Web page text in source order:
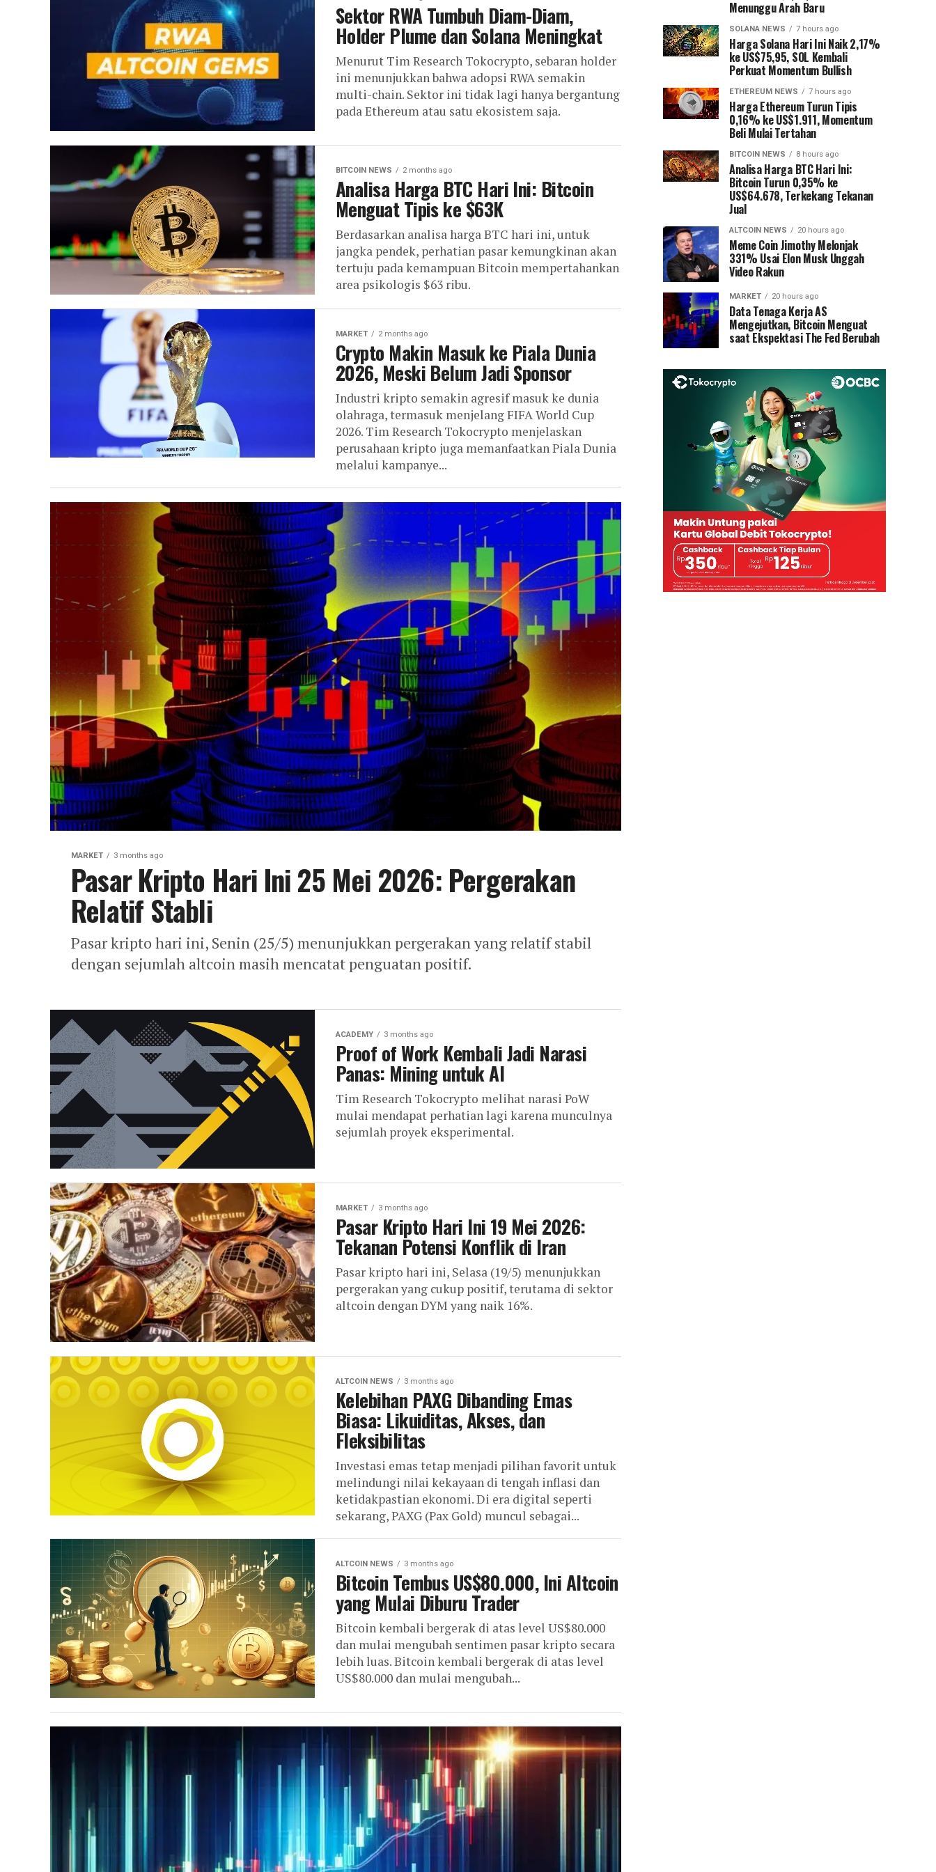
Sektor RWA Tumbuh Diam-Diam,
Holder Plume dan Solana Meningkat
Menurut Tim Research Tokocrypto, sebaran holder
ini menunjukkan bahwa adopsi RWA semakin
multi-chain. Sektor ini tidak lagi hanya bergantung
pada Ethereum atau satu ekosistem saja.
BITCOIN NEWS 2 months ago
Analisa Harga BTC Hari Ini: Bitcoin
Menguat Tipis ke $63K
Berdasarkan analisa harga BTC hari ini, untuk
jangka pendek, perhatian pasar kemungkinan akan
tertuju pada kemampuan Bitcoin mempertahankan
area psikologis $63 ribu.
MARKET 2 months ago
Crypto Makin Masuk ke Piala Dunia
2026, Meski Belum Jadi Sponsor
Industri kripto semakin agresif masuk ke dunia
olahraga, termasuk menjelang FIFA World Cup
2026. Tim Research Tokocrypto menjelaskan
perusahaan kripto juga memanfaatkan Piala Dunia
melalui kampanye...
MARKET 3 months ago
Pasar Kripto Hari Ini 25 Mei 2026: Pergerakan
Relatif Stabli
Pasar kripto hari ini, Senin (25/5) menunjukkan pergerakan yang relatif stabil
dengan sejumlah altcoin masih mencatat penguatan positif.
ACADEMY 3 months ago
Proof of Work Kembali Jadi Narasi
Panas: Mining untuk AI
Tim Research Tokocrypto melihat narasi PoW
mulai mendapat perhatian lagi karena munculnya
sejumlah proyek eksperimental.
MARKET 3 months ago
Pasar Kripto Hari Ini 19 Mei 2026:
Tekanan Potensi Konflik di Iran
Pasar kripto hari ini, Selasa (19/5) menunjukkan
pergerakan yang cukup positif, terutama di sektor
altcoin dengan DYM yang naik 16%.
ALTCOIN NEWS 3 months ago
Kelebihan PAXG Dibanding Emas
Biasa: Likuiditas, Akses, dan
Fleksibilitas
Investasi emas tetap menjadi pilihan favorit untuk
melindungi nilai kekayaan di tengah inflasi dan
ketidakpastian ekonomi. Di era digital seperti
sekarang, PAXG (Pax Gold) muncul sebagai...
ALTCOIN NEWS 3 months ago
Bitcoin Tembus US$80.000, Ini Altcoin
yang Mulai Diburu Trader
Bitcoin kembali bergerak di atas level US$80.000
dan mulai mengubah sentimen pasar kripto secara
lebih luas. Bitcoin kembali bergerak di atas level
US$80.000 dan mulai mengubah...
Menunggu Arah Baru
SOLANA NEWS 7 hours ago
Harga Solana Hari Ini Naik 2,17%
ke US$75,95, SOL Kembali
Perkuat Momentum Bullish
ETHEREUM NEWS 7 hours ago
Harga Ethereum Turun Tipis
0,16% ke US$1.911, Momentum
Beli Mulai Tertahan
BITCOIN NEWS 8 hours ago
Analisa Harga BTC Hari Ini:
Bitcoin Turun 0,35% ke
US$64.678, Terkekang Tekanan
Jual
ALTCOIN NEWS 20 hours ago
Meme Coin Jimothy Melonjak
331% Usai Elon Musk Unggah
Video Rakun
MARKET 20 hours ago
Data Tenaga Kerja AS
Mengejutkan, Bitcoin Menguat
saat Ekspektasi The Fed Berubah